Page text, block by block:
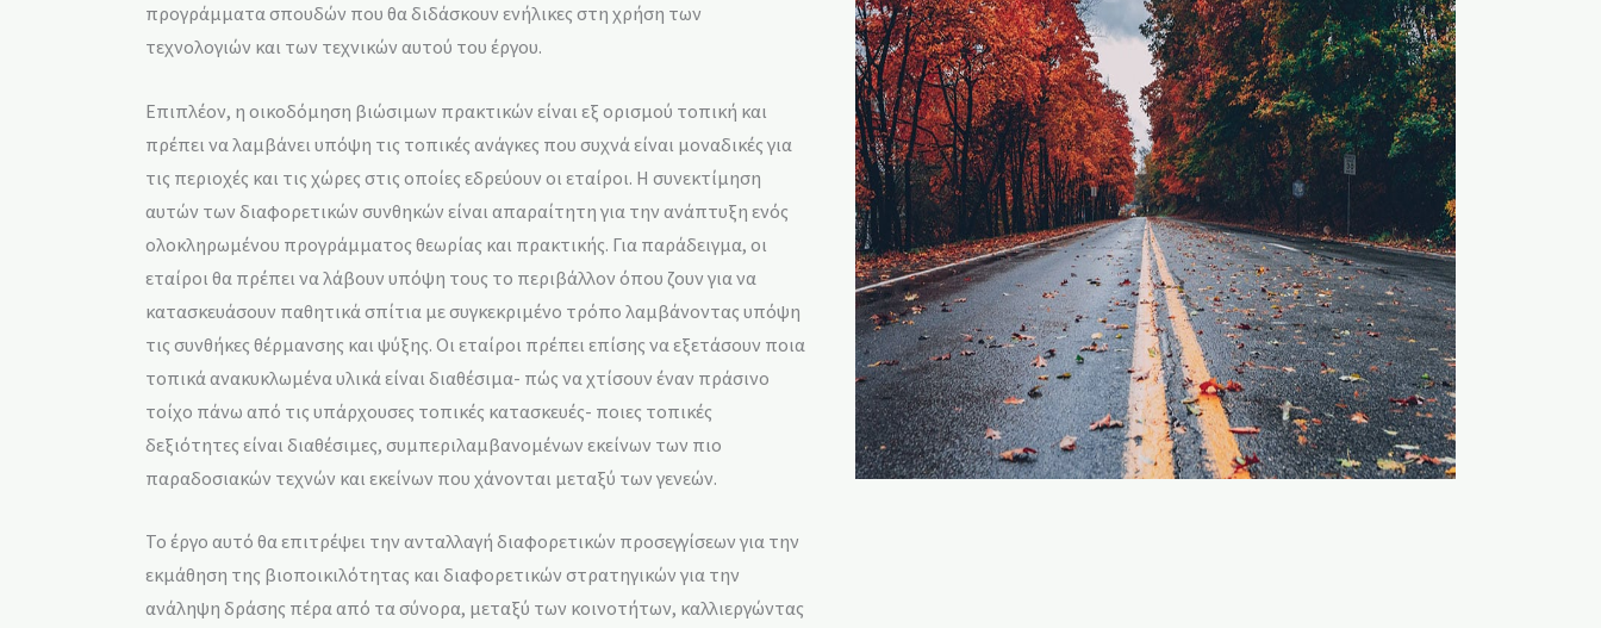
προγράμματα σπουδών που θα διδάσκουν ενήλικες στη χρήση των
τεχνολογιών και των τεχνικών αυτού του έργου.
Επιπλέον, η οικοδόμηση βιώσιμων πρακτικών είναι εξ ορισμού τοπική και
πρέπει να λαμβάνει υπόψη τις τοπικές ανάγκες που συχνά είναι μοναδικές για
τις περιοχές και τις χώρες στις οποίες εδρεύουν οι εταίροι. Η συνεκτίμηση
αυτών των διαφορετικών συνθηκών είναι απαραίτητη για την ανάπτυξη ενός
ολοκληρωμένου προγράμματος θεωρίας και πρακτικής. Για παράδειγμα, οι
εταίροι θα πρέπει να λάβουν υπόψη τους το περιβάλλον όπου ζουν για να
κατασκευάσουν παθητικά σπίτια με συγκεκριμένο τρόπο λαμβάνοντας υπόψη
τις συνθήκες θέρμανσης και ψύξης. Οι εταίροι πρέπει επίσης να εξετάσουν ποια
τοπικά ανακυκλωμένα υλικά είναι διαθέσιμα- πώς να χτίσουν έναν πράσινο
τοίχο πάνω από τις υπάρχουσες τοπικές κατασκευές- ποιες τοπικές
δεξιότητες είναι διαθέσιμες, συμπεριλαμβανομένων εκείνων των πιο
παραδοσιακών τεχνών και εκείνων που χάνονται μεταξύ των γενεών.
Το έργο αυτό θα επιτρέψει την ανταλλαγή διαφορετικών προσεγγίσεων για την
εκμάθηση της βιοποικιλότητας και διαφορετικών στρατηγικών για την
ανάληψη δράσης πέρα από τα σύνορα, μεταξύ των κοινοτήτων, καλλιεργώντας